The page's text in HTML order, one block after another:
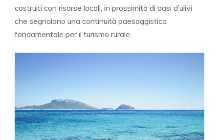
costruiti con risorse locali, in prossimità di oasi d’ulivi
che segnalano una continuità paesaggistica
fondamentale per il turismo rurale.